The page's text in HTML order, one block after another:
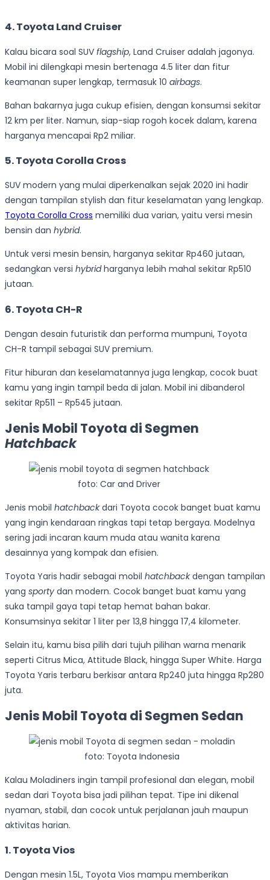
4. Toyota Land Cruiser
Kalau bicara soal SUV flagship, Land Cruiser adalah jagonya.
Mobil ini dilengkapi mesin bertenaga 4.5 liter dan fitur
keamanan super lengkap, termasuk 10 airbags.
Bahan bakarnya juga cukup efisien, dengan konsumsi sekitar
12 km per liter. Namun, siap-siap rogoh kocek dalam, karena
harganya mencapai Rp2 miliar.
5. Toyota Corolla Cross
SUV modern yang mulai diperkenalkan sejak 2020 ini hadir
dengan tampilan stylish dan fitur keselamatan yang lengkap.
Toyota Corolla Cross memiliki dua varian, yaitu versi mesin
bensin dan hybrid.
Untuk versi mesin bensin, harganya sekitar Rp460 jutaan,
sedangkan versi hybridharganya lebih mahal sekitar Rp510
jutaan.
6. Toyota CH-R
Dengan desain futuristik dan performa mumpuni, Toyota
CH-R tampil sebagai SUV premium.
Fitur hiburan dan keselamatannya juga lengkap, cocok buat
kamu yang ingin tampil beda di jalan. Mobil ini dibanderol
sekitar Rp511 – Rp545 jutaan.
Jenis Mobil Toyota di Segmen
Hatchback
foto: Car and Driver
Jenis mobil hatchbackdari Toyota cocok banget buat kamu
yang ingin kendaraan ringkas tapi tetap bergaya. Modelnya
sering jadi incaran kaum muda atau wanita karena
desainnya yang kompak dan efisien.
Toyota Yaris hadir sebagai mobil hatchbackdengan tampilan
yang sporty dan modern. Cocok banget buat kamu yang
suka tampil gaya tapi tetap hemat bahan bakar.
Konsumsinya sekitar 1 liter per 13,8 hingga 17,4 kilometer.
Selain itu, kamu bisa pilih dari tujuh pilihan warna menarik
seperti Citrus Mica, Attitude Black, hingga Super White. Harga
Toyota Yaris terbaru berkisar antara Rp240 juta hingga Rp280
juta.
Jenis Mobil Toyota di Segmen Sedan
foto: Toyota Indonesia
Kalau Moladiners ingin tampil profesional dan elegan, mobil
sedan dari Toyota bisa jadi pilihan tepat. Tipe ini dikenal
nyaman, stabil, dan cocok untuk perjalanan jauh maupun
aktivitas harian.
1. Toyota Vios
Dengan mesin 1.5L, Toyota Vios mampu memberikan